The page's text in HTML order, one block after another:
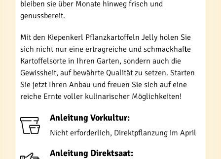
bleiben sie über Monate hinweg frisch und
genussbereit.
Mit den Kiepenkerl Pflanzkartoffeln Jelly holen Sie
sich nicht nur eine ertragreiche und schmackhafte
Kartoffelsorte in Ihren Garten, sondern auch die
Gewissheit, auf bewährte Qualität zu setzen. Starten
Sie jetzt Ihren Anbau und freuen Sie sich auf eine
reiche Ernte voller kulinarischer Möglichkeiten!
Anleitung Vorkultur:
Nicht erforderlich, Direktpflanzung im April
Anleitung Direktsaat: